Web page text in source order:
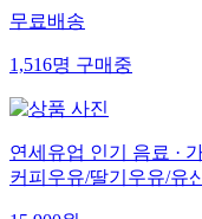
무료배송
1,516명구매중
연세유업 인기 음료 ·
커피우유/딸기우유/유